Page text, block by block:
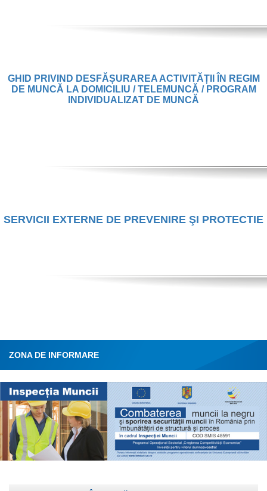
GHID PRIVIND DESFĂȘURAREA ACTIVITĂȚII ÎN REGIM
DE MUNCĂ LA DOMICILIU / TELEMUNCĂ / PROGRAM
INDIVIDUALIZAT DE MUNCĂ
SERVICII EXTERNE DE PREVENIRE ŞI PROTECTIE
ZONA DE INFORMARE